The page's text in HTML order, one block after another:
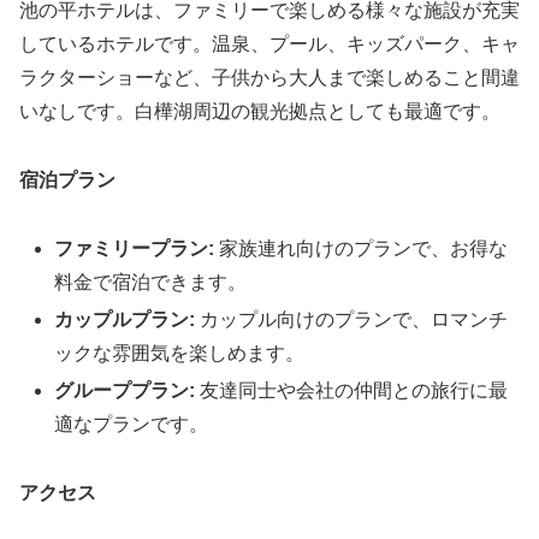
池の平ホテルは、ファミリーで楽しめる様々な施設が充実
しているホテルです。温泉、プール、キッズパーク、キャ
ラクターショーなど、子供から大人まで楽しめること間違
いなしです。白樺湖周辺の観光拠点としても最適です。
宿泊プラン
ファミリープラン: 家族連れ向けのプランで、お得な
料金で宿泊できます。
カップルプラン: カップル向けのプランで、ロマンチ
ックな雰囲気を楽しめます。
グループプラン: 友達同士や会社の仲間との旅行に最
適なプランです。
アクセス